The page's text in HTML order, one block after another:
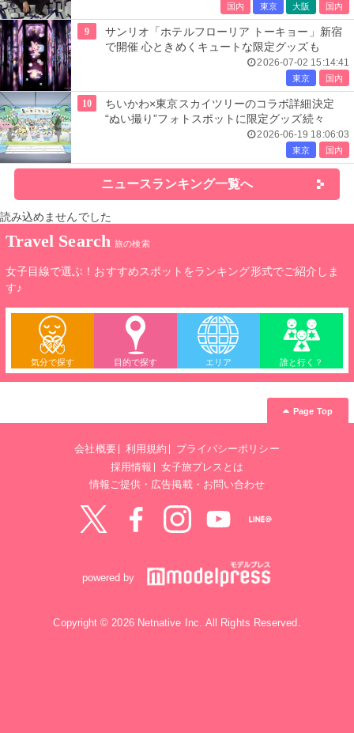
国内 東京 大阪 国内
9
サンリオ「ホテルフローリア トーキョー」新宿
で開催 心ときめくキュートな限定グッズも
2026-07-02 15:14:41
東京 国内
10
ちいかわ×東京スカイツリーのコラボ詳細決定
“ぬい撮り”フォトスポットに限定グッズ続々
2026-06-19 18:06:03
東京 国内
ニュースランキング一覧へ
読み込めませんでした
Travel Search 旅の検索
女子目線で選ぶ！おすすめスポットをランキング形式でご紹介しま
す♪
気分で探す 目的で探す エリア 誰と行く？
Page Top
会社概要 利用規約
プライバシーポリシー
採用情報
女子旅プレスとは
情報ご提供・広告掲載・お問い合わせ
powered by
Copyright © 2026 Netnative Inc. All Rights Reserved.